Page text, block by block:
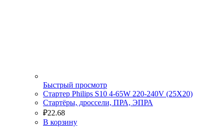
Быстрый просмотр
Стартер Philips S10 4-65W 220-240V (25X20)
Стартёры, дроссели, ПРА, ЭПРА
₽22.68
В корзину